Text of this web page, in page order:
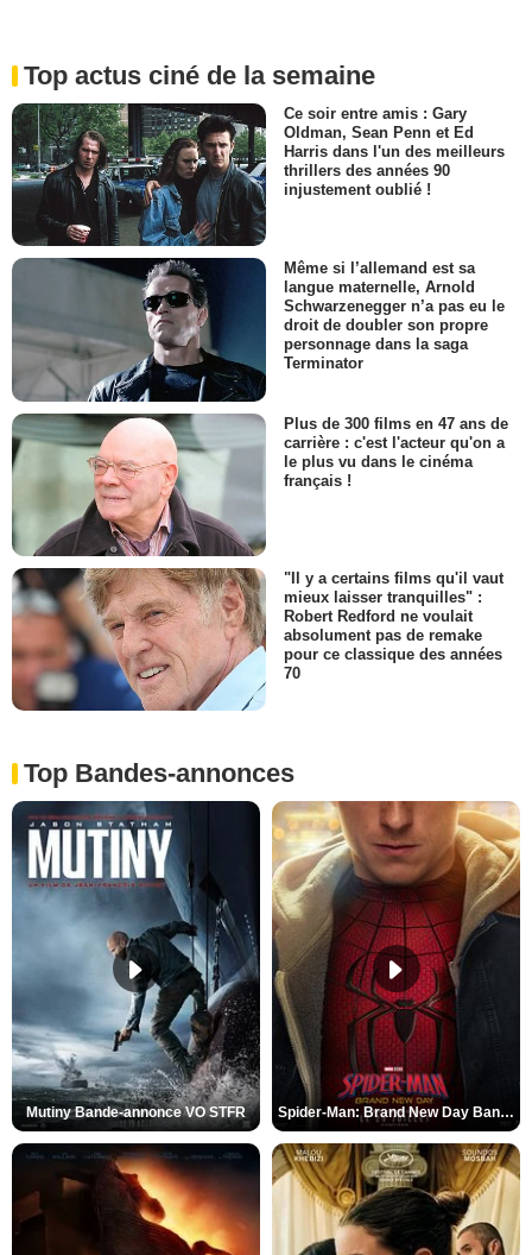
Top actus ciné de la semaine
Ce soir entre amis : Gary
Oldman, Sean Penn et Ed
Harris dans l'un des meilleurs
thrillers des années 90
injustement oublié !
Même si l’allemand est sa
langue maternelle, Arnold
Schwarzenegger n’a pas eu le
droit de doubler son propre
personnage dans la saga
Terminator
Plus de 300 films en 47 ans de
carrière : c'est l'acteur qu'on a
le plus vu dans le cinéma
français !
"Il y a certains films qu'il vaut
mieux laisser tranquilles" :
Robert Redford ne voulait
absolument pas de remake
pour ce classique des années
70
Top Bandes-annonces
Mutiny Bande-annonce VO STFR Spider-Man: Brand New Day Bande-annonce VO STFR